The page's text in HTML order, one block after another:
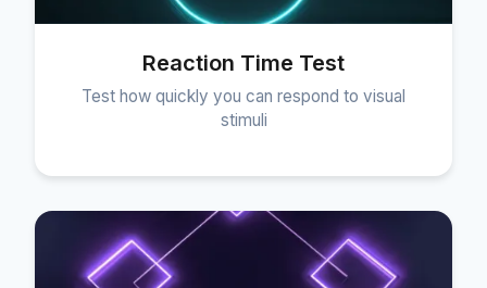
Reaction Time Test
Test how quickly you can respond to visual
stimuli